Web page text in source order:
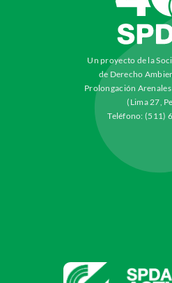
Un proyecto de la
de Derecho
Prolongación
(Lima 27,
Teléfono: (511)